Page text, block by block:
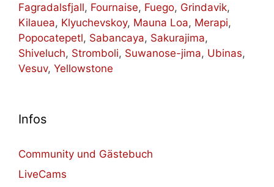
Fagradalsfjall, Fournaise, Fuego, Grindavik,
Kilauea, Klyuchevskoy, Mauna Loa, Merapi,
Popocatepetl, Sabancaya, Sakurajima,
Shiveluch, Stromboli, Suwanose-jima, Ubinas,
Vesuv, Yellowstone
Infos
Community und Gästebuch
LiveCams